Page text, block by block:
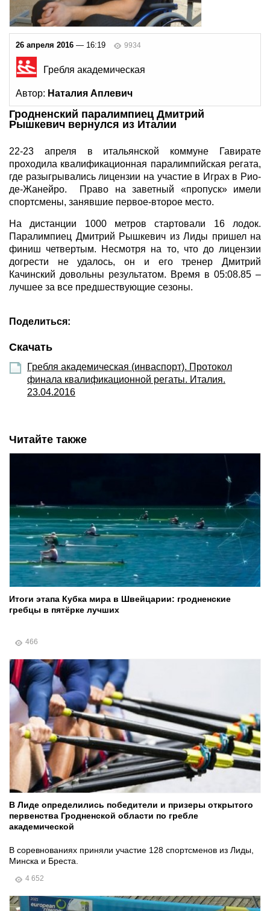
26 апреля 2016 — 16:19 9934
Гребля академическая
Автор: Наталия Аплевич
Гродненский паралимпиец Дмитрий
Рышкевич вернулся из Италии
22-23 апреля в итальянской коммуне Гавирате
проходила квалификационная паралимпийская регата,
где разыгрывались лицензии на участие в Играх в Рио-
де-Жанейро. Право на заветный «пропуск» имели
спортсмены, занявшие первое-второе место.
На дистанции 1000 метров стартовали 16 лодок.
Паралимпиец Дмитрий Рышкевич из Лиды пришел на
финиш четвертым. Несмотря на то, что до лицензии
догрести не удалось, он и его тренер Дмитрий
Качинский довольны результатом. Время в 05:08.85 –
лучшее за все предшествующие сезоны.
Поделиться:
Скачать
Гребля академическая (инваспорт). Протокол
финала квалификационной регаты. Италия.
23.04.2016
Читайте также
Итоги этапа Кубка мира в Швейцарии: гродненские
гребцы в пятёрке лучших
466
В Лиде определились победители и призеры открытого
первенства Гродненской области по гребле
академической
В соревнованиях приняли участие 128 спортсменов из Лиды,
Минска и Бреста.
4 652